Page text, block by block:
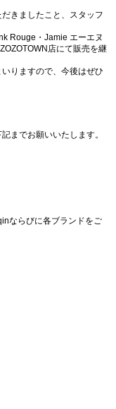
きましたこと、スタッフ
Rouge・Jamie エーエヌ
店にて販売を継
りますので、今後はぜひ
までお願いいたします。
ならびに各ブランドをご